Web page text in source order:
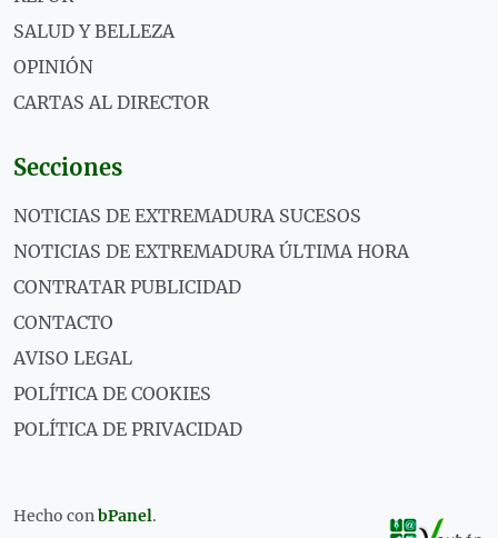
SALUD Y BELLEZA
OPINIÓN
CARTAS AL DIRECTOR
Secciones
NOTICIAS DE EXTREMADURA SUCESOS
NOTICIAS DE EXTREMADURA ÚLTIMA HORA
CONTRATAR PUBLICIDAD
CONTACTO
AVISO LEGAL
POLÍTICA DE COOKIES
POLÍTICA DE PRIVACIDAD
Hecho conbPanel.